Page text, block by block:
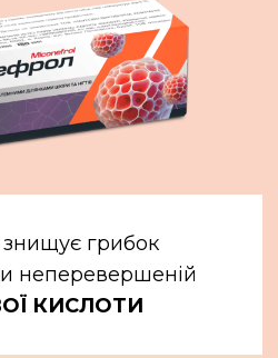
грибок
неперевершеній
КИСЛОТИ